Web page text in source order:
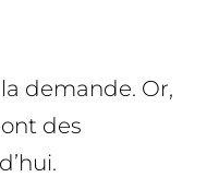
demande. Or,
des